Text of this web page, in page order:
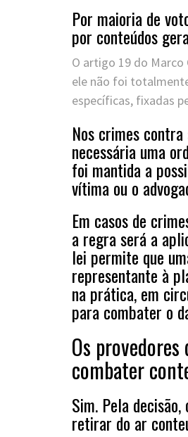
Por maioria de
por conteúdos
O artigo 19 do
ele não foi
específicas, fixadas
Nos crimes
necessária uma
foi mantida a
vítima ou o
Em casos de
a regra será a
lei permite que
representante à
na prática, em
para combater o
Os
combater
Sim. Pela
retirar do ar